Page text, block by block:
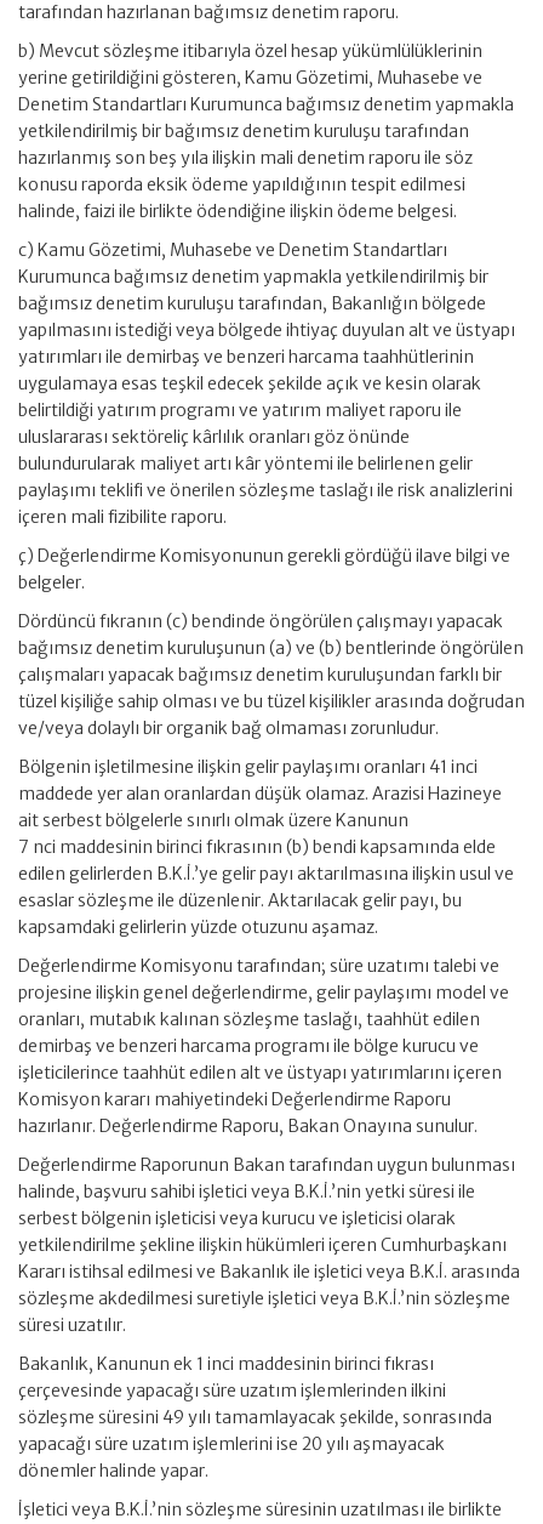
tarafından hazırlanan bağımsız denetim raporu.
b) Mevcut sözleşme itibarıyla özel hesap yükümlülüklerinin
yerine getirildiğini gösteren, Kamu Gözetimi, Muhasebe ve
Denetim Standartları Kurumunca bağımsız denetim yapmakla
yetkilendirilmiş bir bağımsız denetim kuruluşu tarafından
hazırlanmış son beş yıla ilişkin mali denetim raporu ile söz
konusu raporda eksik ödeme yapıldığının tespit edilmesi
halinde, faizi ile birlikte ödendiğine ilişkin ödeme belgesi.
c) Kamu Gözetimi, Muhasebe ve Denetim Standartları
Kurumunca bağımsız denetim yapmakla yetkilendirilmiş bir
bağımsız denetim kuruluşu tarafından, Bakanlığın bölgede
yapılmasını istediği veya bölgede ihtiyaç duyulan alt ve üstyapı
yatırımları ile demirbaş ve benzeri harcama taahhütlerinin
uygulamaya esas teşkil edecek şekilde açık ve kesin olarak
belirtildiği yatırım programı ve yatırım maliyet raporu ile
uluslararası sektöreliç kârlılık oranları göz önünde
bulundurularak maliyet artı kâr yöntemi ile belirlenen gelir
paylaşımı teklifi ve önerilen sözleşme taslağı ile risk analizlerini
içeren mali fizibilite raporu.
ç) Değerlendirme Komisyonunun gerekli gördüğü ilave bilgi ve
belgeler.
Dördüncü fıkranın (c) bendinde öngörülen çalışmayı yapacak
bağımsız denetim kuruluşunun (a) ve (b) bentlerinde öngörülen
çalışmaları yapacak bağımsız denetim kuruluşundan farklı bir
tüzel kişiliğe sahip olması ve bu tüzel kişilikler arasında doğrudan
ve/veya dolaylı bir organik bağ olmaması zorunludur.
Bölgenin işletilmesine ilişkin gelir paylaşımı oranları 41 inci
maddede yer alan oranlardan düşük olamaz. Arazisi Hazineye
ait serbest bölgelerle sınırlı olmak üzere Kanunun
7 nci maddesinin birinci fıkrasının (b) bendi kapsamında elde
edilen gelirlerden B.K.İ.’ye gelir payı aktarılmasına ilişkin usul ve
esaslar sözleşme ile düzenlenir. Aktarılacak gelir payı, bu
kapsamdaki gelirlerin yüzde otuzunu aşamaz.
Değerlendirme Komisyonu tarafından; süre uzatımı talebi ve
projesine ilişkin genel değerlendirme, gelir paylaşımı model ve
oranları, mutabık kalınan sözleşme taslağı, taahhüt edilen
demirbaş ve benzeri harcama programı ile bölge kurucu ve
işleticilerince taahhüt edilen alt ve üstyapı yatırımlarını içeren
Komisyon kararı mahiyetindeki Değerlendirme Raporu
hazırlanır. Değerlendirme Raporu, Bakan Onayına sunulur.
Değerlendirme Raporunun Bakan tarafından uygun bulunması
halinde, başvuru sahibi işletici veya B.K.İ.’nin yetki süresi ile
serbest bölgenin işleticisi veya kurucu ve işleticisi olarak
yetkilendirilme şekline ilişkin hükümleri içeren Cumhurbaşkanı
Kararı istihsal edilmesi ve Bakanlık ile işletici veya B.K.İ. arasında
sözleşme akdedilmesi suretiyle işletici veya B.K.İ.’nin sözleşme
süresi uzatılır.
Bakanlık, Kanunun ek 1 inci maddesinin birinci fıkrası
çerçevesinde yapacağı süre uzatım işlemlerinden ilkini
sözleşme süresini 49 yılı tamamlayacak şekilde, sonrasında
yapacağı süre uzatım işlemlerini ise 20 yılı aşmayacak
dönemler halinde yapar.
İşletici veya B.K.İ.’nin sözleşme süresinin uzatılması ile birlikte